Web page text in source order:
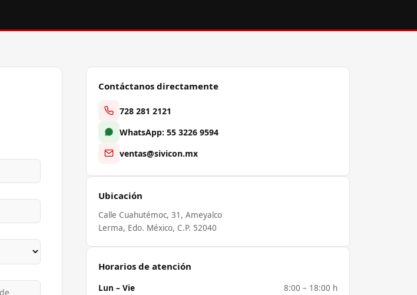
Contáctanos directamente
728 281 2121
WhatsApp: 55 3226 9594
ventas@sivicon.mx
Ubicación
Calle Cuahutémoc, 31, Ameyalco
Lerma, Edo. México, C.P. 52040
Horarios de atención
Lun – Vie
8:00 – 18:00 h